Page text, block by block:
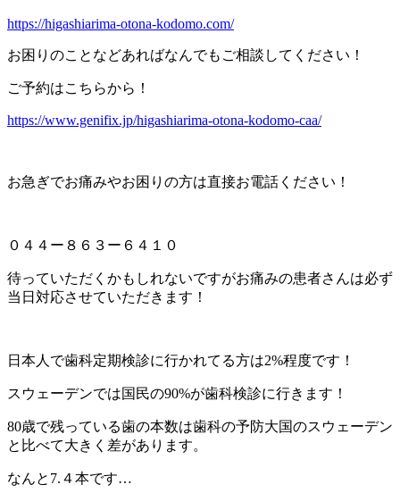
https://higashiarima-otona-kodomo.com/
お困りのことなどあればなんでもご相談してください！
ご予約はこちらから！
https://www.genifix.jp/higashiarima-otona-kodomo-caa/
お急ぎでお痛みやお困りの方は直接お電話ください！
０４４ー８６３ー６４１０
待っていただくかもしれないですがお痛みの患者さんは必ず
当日対応させていただきます！
日本人で歯科定期検診に行かれてる方は2%程度です！
スウェーデンでは国民の90%が歯科検診に行きます！
80歳で残っている歯の本数は歯科の予防大国のスウェーデン
と比べて大きく差があります。
なんと7.４本です…